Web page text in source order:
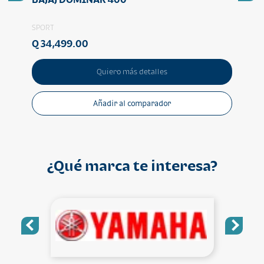
SPORT
Q 34,499.00
Quiero más detalles
Añadir al comparador
¿Qué marca te interesa?